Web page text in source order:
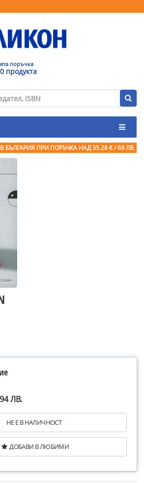
поръчка
0 продукта
БЪЛГАРИЯ ПРИ ПОРЪЧКА НАД 35.28 € / 69 ЛВ.
ЛВ.
НЕ Е В НАЛИЧНОСТ
ДОБАВИ В ЛЮБИМИ